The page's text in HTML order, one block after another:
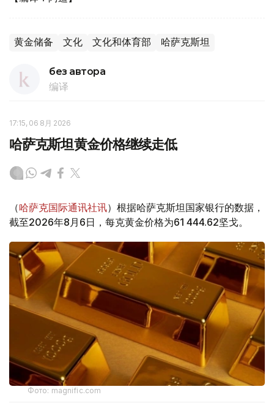
黄金储备 文化 文化和体育部 哈萨克斯坦
без автора
编译
17:15, 06 8月 2026
哈萨克斯坦黄金价格继续走低
（哈萨克国际通讯社讯）根据哈萨克斯坦国家银行的数据，
截至2026年8月6日，每克黄金价格为61 444.62坚戈。
Фото: magnific.com